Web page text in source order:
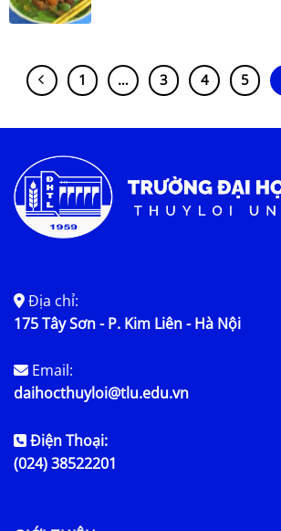
1 … 3 4 5
Địa chỉ:
175 Tây Sơn - P. Kim Liên - Hà Nội
Email:
daihocthuyloi@tlu.edu.vn
Điện Thoại:
(024) 38522201